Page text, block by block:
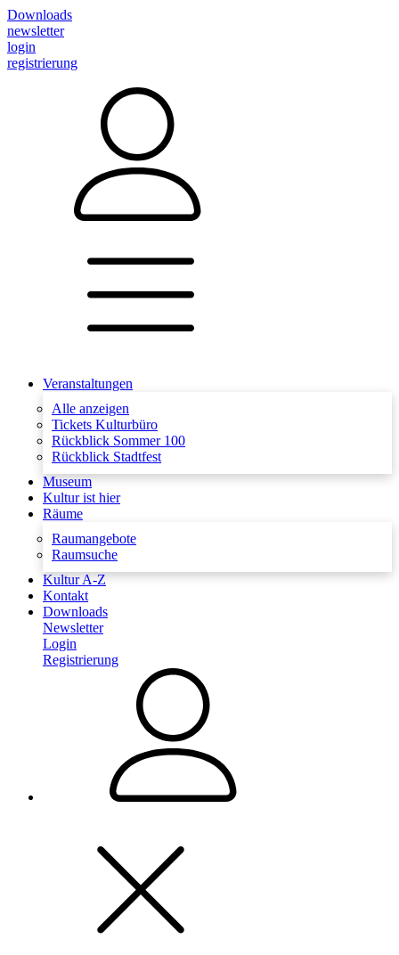
Downloads
newsletter
login
registrierung
Veranstaltungen
Alle anzeigen
Tickets Kulturbüro
Rückblick Sommer 100
Rückblick Stadtfest
Museum
Kultur ist hier
Räume
Raumangebote
Raumsuche
Kultur A-Z
Kontakt
Downloads
Newsletter
Login
Registrierung